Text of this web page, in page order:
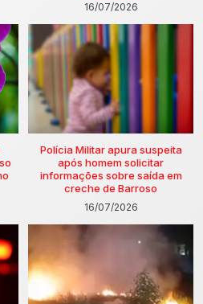
16/07/2026
Polícia Militar apura suspeita
após homem solicitar
informações sobre saída em
creche de Barroso
16/07/2026